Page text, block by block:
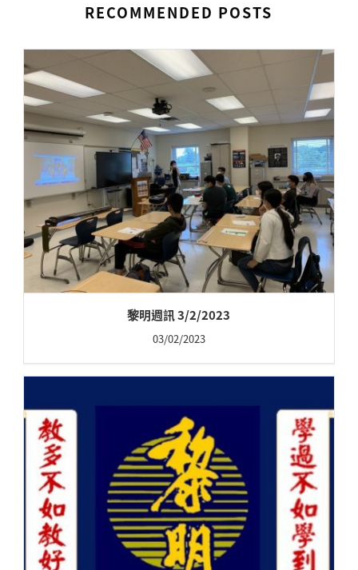
RECOMMENDED POSTS
黎明週訊 3/2/2023
03/02/2023